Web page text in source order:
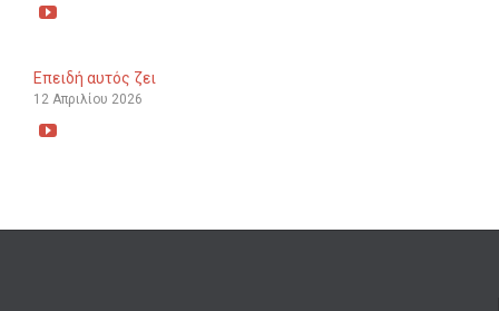

Επειδή αυτός ζει
12 Απριλίου 2026
